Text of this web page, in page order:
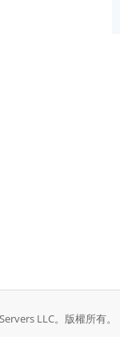
LLC。版權所有。